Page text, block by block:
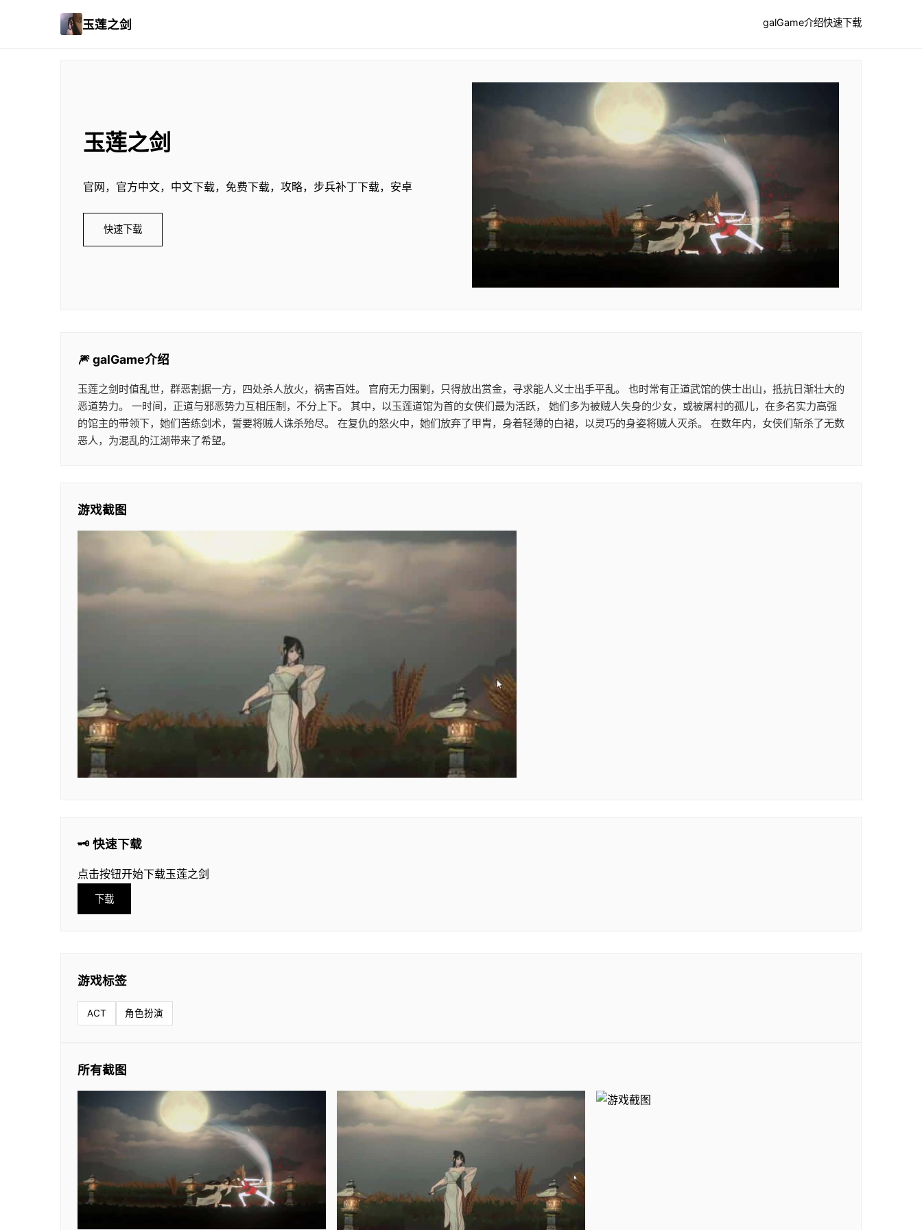
玉莲之剑 galGame介绍快速下载
玉莲之剑
官网，官方中文，中文下载，免费下载，攻略，步兵补丁下载，安卓
快速下载
🎆 galGame介绍
玉莲之剑时值乱世，群恶割据一方，四处杀人放火，祸害百姓。 官府无力围剿，只得放出赏金，寻求能人义士出手平乱。 也时常有正道武馆的侠士出山，抵抗日渐壮大的
恶道势力。 一时间，正道与邪恶势力互相压制，不分上下。 其中，以玉莲道馆为首的女侠们最为活跃， 她们多为被贼人失身的少女，或被屠村的孤儿，在多名实力高强
的馆主的带领下，她们苦练剑术，誓要将贼人诛杀殆尽。 在复仇的怒火中，她们放弃了甲胄，身着轻薄的白裙，以灵巧的身姿将贼人灭杀。 在数年内，女侠们斩杀了无数
恶人，为混乱的江湖带来了希望。
游戏截图
🗝️ 快速下载
点击按钮开始下载玉莲之剑
下载
游戏标签
ACT 角色扮演
所有截图